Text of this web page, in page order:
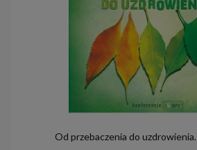
Od przebaczenia do